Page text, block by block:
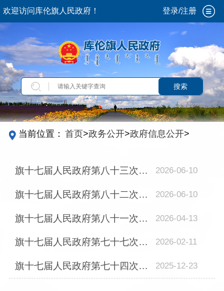
欢迎访问库伦旗人民政府！ 登录/注册
搜索
当前位置： 首页>政务公开>政府信息公开>
旗十七届人民政府第八十三次常务会议召开 2026-06-10
旗十七届人民政府第八十二次常务会议召开 2026-06-10
旗十七届人民政府第八十一次常务会议召开 2026-04-13
旗十七届人民政府第七十七次常务会议召开 2026-02-11
旗十七届人民政府第七十四次常务会议召开 2025-12-23